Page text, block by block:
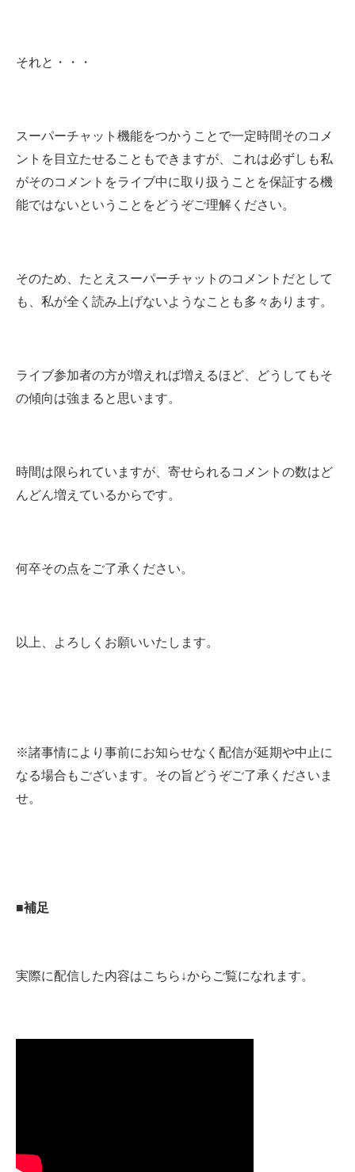
それと・・・
スーパーチャット機能をつかうことで一定時間そのコメ
ントを目立たせることもできますが、これは必ずしも私
がそのコメントをライブ中に取り扱うことを保証する機
能ではないということをどうぞご理解ください。
そのため、たとえスーパーチャットのコメントだとして
も、私が全く読み上げないようなことも多々あります。
ライブ参加者の方が増えれば増えるほど、どうしてもそ
の傾向は強まると思います。
時間は限られていますが、寄せられるコメントの数はど
んどん増えているからです。
何卒その点をご了承ください。
以上、よろしくお願いいたします。
※諸事情により事前にお知らせなく配信が延期や中止に
なる場合もございます。その旨どうぞご了承くださいま
せ。
■補足
実際に配信した内容はこちら↓からご覧になれます。